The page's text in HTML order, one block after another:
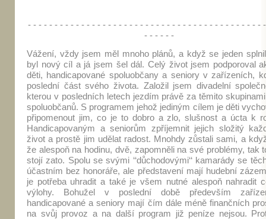
- - - - - - - - - - - - - - - - - - - - - - - - - - - - - - - - - - - - - - - - - - - -
- - - - - -
Vážení, vždy jsem měl mnoho plánů, a když se jeden
byl nový cíl a já jsem šel dál. Celý život jsem podporoval
děti, handicapované spoluobčany a seniory v zařízeních,
poslední část svého života. Založil jsem divadelní
kterou v posledních letech jezdím právě za těmito
spoluobčanů. S programem jehož jediným cílem je děti
připomenout jim, co je to dobro a zlo, slušnost a úcta k
Handicapovaným a seniorům zpříjemnit jejich složitý
život a prostě jim udělat radost. Mnohdy zůstali sami, a
že alespoň na hodinu, dvě, zapomněli na své problémy, tak
stojí zato. Spolu se svými ‘‘důchodovými‘‘ kamarády se
účastním bez honoráře, ale představení mají hudební
je potřeba uhradit a také je všem nutné alespoň nahradit
výlohy. Bohužel v poslední době především
handicapované a seniory mají čím dále méně finančních
na svůj provoz a na další program již peníze nejsou.